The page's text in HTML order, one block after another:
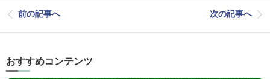
前の記事へ 次の記事へ
おすすめコンテンツ